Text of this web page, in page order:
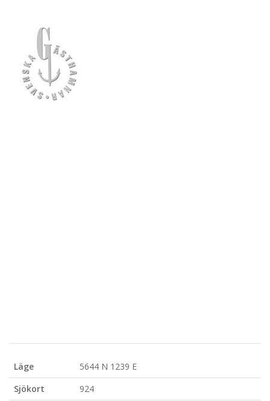
Läge
5644 N 1239 E
Sjökort
924